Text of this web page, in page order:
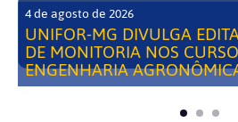
4 de agosto de 2026
UNIFOR-MG DIVULGA
DE MONITORIA NOS
ENGENHARIA